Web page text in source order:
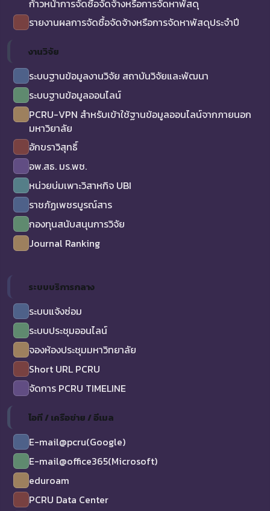
ก้าวหน้าการจัดซื้อจัดจ้างหรือการจัดหาพัสดุ
รายงานผลการจัดซื้อจัดจ้างหรือการจัดหาพัสดุประจำปี
งานวิจัย
ระบบฐานข้อมูลงานวิจัย สถาบันวิจัยและพัฒนา
ระบบฐานข้อมูลออนไลน์
PCRU-VPN สำหรับเข้าใช้ฐานข้อมูลออนไลน์จากภายนอก
มหาวิยาลัย
อักขราวิสุทธิ์
อพ.สธ. มร.พช.
หน่วยบ่มเพาะวิสาหกิจ UBI
ราชภัฏเพชรบูรณ์สาร
กองทุนสนับสนุนการวิจัย
Journal Ranking
ระบบบริการกลาง
ระบบแจ้งซ่อม
ระบบประชุมออนไลน์
จองห้องประชุมมหาวิทยาลัย
Short URL PCRU
จัดการ PCRU TIMELINE
ไอที / เครือข่าย / อีเมล
E-mail@pcru(Google)
E-mail@office365(Microsoft)
eduroam
PCRU Data Center